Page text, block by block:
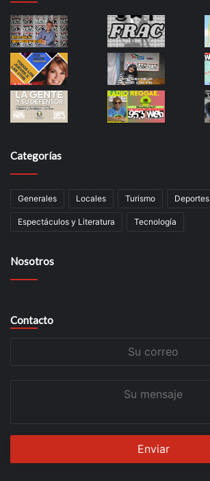
Categorías
Generales Locales Turismo Deportes
Espectáculos y Literatura Tecnología
Nosotros
Contacto